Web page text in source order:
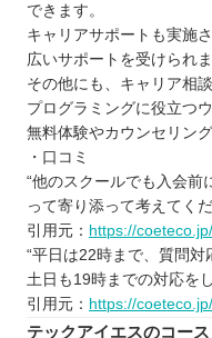
お得にプログラ
プログラミングス
【群馬】子ども
PCアル
アーテ
スタープ
自分にあったス
自分の住んでる
北海道 /
関東
中部
できます。
キャリアサポートも実施
広いサポートを受けられま
その他にも、キャリア相
プログラミングに役立つ
無料体験やカウンセリン
・口コミ
“他のスクールでも入会
って寄り添って考えてく
引用元： https://
“平日は22時まで、質問対
土日も19時までの対応を
引用元： https://
テックアイエスのコース